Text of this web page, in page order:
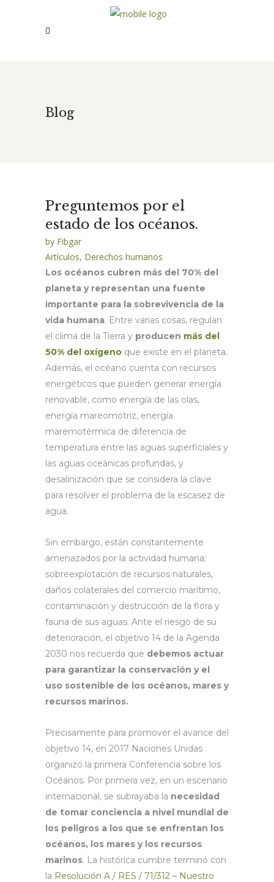
Blog
Preguntemos por el
estado de los océanos.
by Fibgar
Artículos, Derechos humanos
Los océanos cubren más del 70% del
planeta y representan una fuente
importante para la sobrevivencia de la
vida humana. Entre varias cosas, regulan
el clima de la Tierra y producen más del
50% del oxígeno que existe en el planeta.
Además, el océano cuenta con recursos
energéticos que pueden generar energía
renovable, como energía de las olas,
energía mareomotriz, energía
maremotérmica de diferencia de
temperatura entre las aguas superficiales y
las aguas oceánicas profundas, y
desalinización que se considera la clave
para resolver el problema de la escasez de
agua.
Sin embargo, están constantemente
amenazados por la actividad humana:
sobreexplotación de recursos naturales,
daños colaterales del comercio marítimo,
contaminación y destrucción de la flora y
fauna de sus aguas. Ante el riesgo de su
deterioración, el objetivo 14 de la Agenda
2030 nos recuerda que debemos actuar
para garantizar la conservación y el
uso sostenible de los océanos, mares y
recursos marinos.
Precisamente para promover el avance del
objetivo 14, en 2017 Naciones Unidas
organizó la primera Conferencia sobre los
Océanos. Por primera vez, en un escenario
internacional, se subrayaba la necesidad
de tomar conciencia a nivel mundial de
los peligros a los que se enfrentan los
océanos, los mares y los recursos
marinos. La histórica cumbre terminó con
la Resolución A / RES / 71/312 – Nuestro